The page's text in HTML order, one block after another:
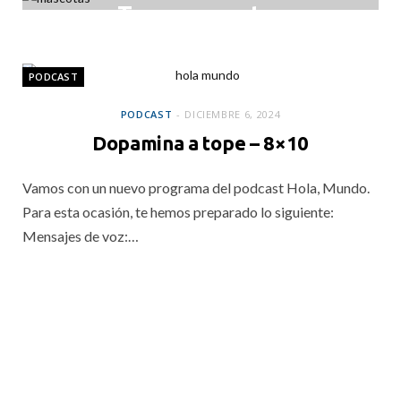
Tener mascotas
PODCAST
PODCAST DICIEMBRE 6, 2024
Dopamina a tope – 8×10
Vamos con un nuevo programa del podcast Hola, Mundo.
Para esta ocasión, te hemos preparado lo siguiente:
Mensajes de voz:…